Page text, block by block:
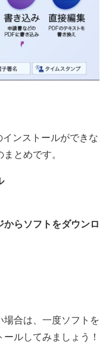
ンストールができな
とめです。
らソフトをダウンロ
合は、一度ソフトを
ルしてみましょう！